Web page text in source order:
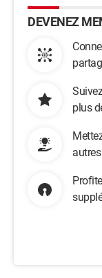
DEVENEZ
plus